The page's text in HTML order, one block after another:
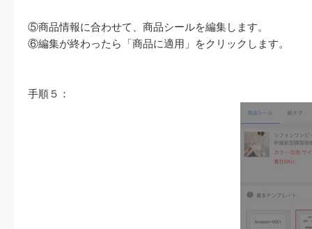
⑤商品情報に合わせて、商品シールを編集します。
⑥編集が終わったら「商品に適用」をクリックします。
手順５：